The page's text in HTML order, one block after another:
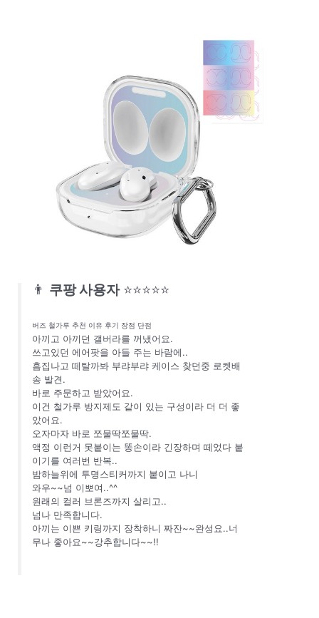
👨 쿠팡 사용자 ⭐⭐⭐⭐⭐
버즈 철가루 추천 이유 후기 장점 단점
아끼고 아끼던 갤버라를 꺼냈어요.
쓰고있던 에어팟을 아들 주는 바람에..
흠집나고 떼탈까봐 부랴부랴 케이스 찾던중 로켓배
송 발견.
바로 주문하고 받았어요.
이건 철가루 방지제도 같이 있는 구성이라 더 더 좋
았어요.
오자마자 바로 쪼물딱쪼물딱.
액정 이런거 못붙이는 똥손이라 긴장하며 떼었다 붙
이기를 여러번 반복..
밤하늘위에 투명스티커까지 붙이고 나니
와우~~넘 이뽀여..^^
원래의 컬러 브론즈까지 살리고..
넘나 만족합니다.
아끼는 이쁜 키링까지 장착하니 짜잔~~완성요..너
무나 좋아요~~강추합니다~~!!